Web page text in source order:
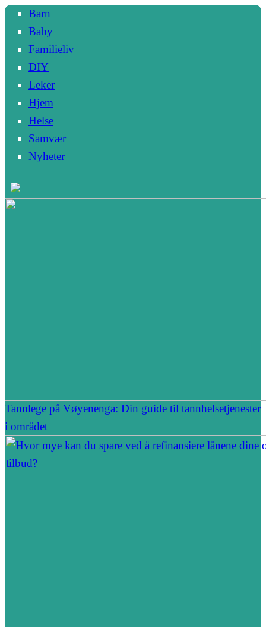
Barn
Baby
Familieliv
DIY
Leker
Hjem
Helse
Samvær
Nyheter
Tannlege på Vøyenenga: Din guide til tannhelsetjenester
i området